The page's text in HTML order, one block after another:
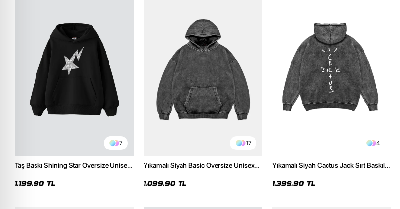
7
Taş Baskı Shining Star Oversize Unisex
1.199,90 TL
17
Yıkamalı Siyah Basic Oversize Unisex
1.099,90 TL
4
Yıkamalı Siyah Cactus Jack Sırt Baskılı
1.399,90 TL